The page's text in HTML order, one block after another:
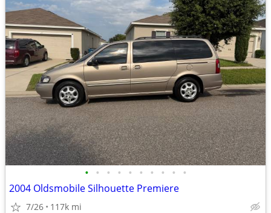
• • • • • • • • • •
2004 Oldsmobile Silhouette Premiere
7/26 117k mi